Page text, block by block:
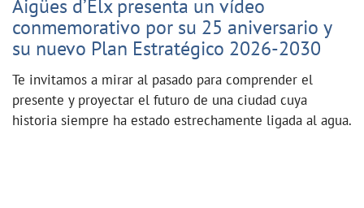
Aigües d’Elx presenta un vídeo
conmemorativo por su 25 aniversario y
su nuevo Plan Estratégico 2026-2030
Te invitamos a mirar al pasado para comprender el
presente y proyectar el futuro de una ciudad cuya
historia siempre ha estado estrechamente ligada al agua.